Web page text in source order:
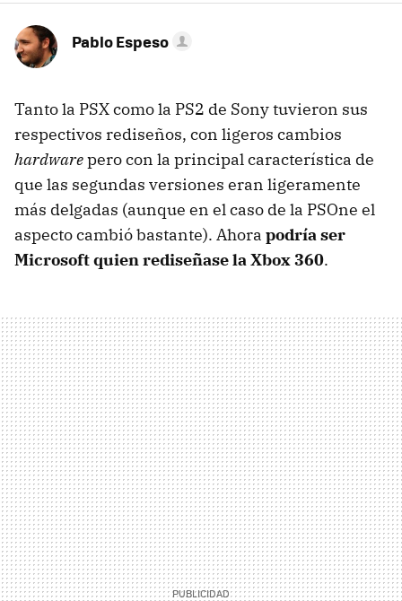
Pablo Espeso
Tanto la PSX como la PS2 de Sony tuvieron sus
respectivos rediseños, con ligeros cambios
hardwarepero con la principal característica de
que las segundas versiones eran ligeramente
más delgadas (aunque en el caso de la PSOne el
aspecto cambió bastante). Ahora podría ser
Microsoft quien rediseñase la Xbox 360.